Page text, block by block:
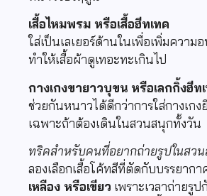
เสื้อไหมพรม หรือเสื้อฮีทเทค
ใส่เป็นเลเยอร์ด้านในเพื่อเพิ่มความ
ทำให้เสื้อผ้าดูเทอะทะเกินไป
กางเกงขายาวบุขน หรือเลกกิ้งฮีท
ช่วยกันหนาวได้ดีกว่าการใส่กางเกง
เฉพาะถ้าต้องเดินในสวนสนุกทั้งวัน
ทริคสำหรับคนที่อยากถ่ายรูปในสวน
ลองเลือกเสื้อโค้ทสีที่ตัดกับบรรยากา
เหลือง หรือเขียว เพราะเวลาถ่ายรู